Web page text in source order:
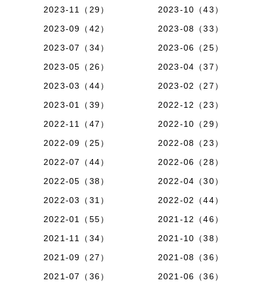
2023-11（29）
2023-10（43）
2023-09（42）
2023-08（33）
2023-07（34）
2023-06（25）
2023-05（26）
2023-04（37）
2023-03（44）
2023-02（27）
2023-01（39）
2022-12（23）
2022-11（47）
2022-10（29）
2022-09（25）
2022-08（23）
2022-07（44）
2022-06（28）
2022-05（38）
2022-04（30）
2022-03（31）
2022-02（44）
2022-01（55）
2021-12（46）
2021-11（34）
2021-10（38）
2021-09（27）
2021-08（36）
2021-07（36）
2021-06（36）